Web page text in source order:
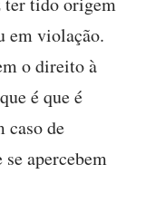
em violação.
o direito à
é que é
caso de
apercebem